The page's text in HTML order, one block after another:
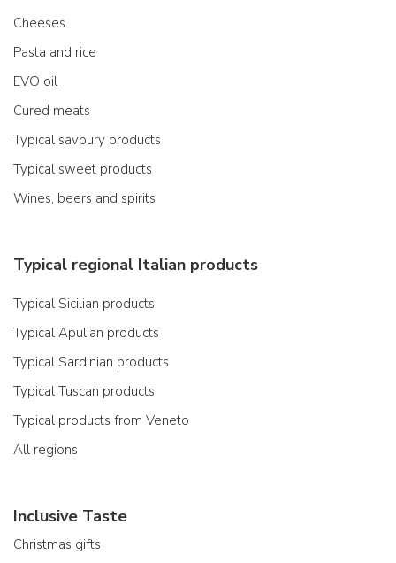
Cheeses
Pasta and rice
EVO oil
Cured meats
Typical savoury products
Typical sweet products
Wines, beers and spirits
Typical regional Italian products
Typical Sicilian products
Typical Apulian products
Typical Sardinian products
Typical Tuscan products
Typical products from Veneto
All regions
Inclusive Taste
Christmas gifts